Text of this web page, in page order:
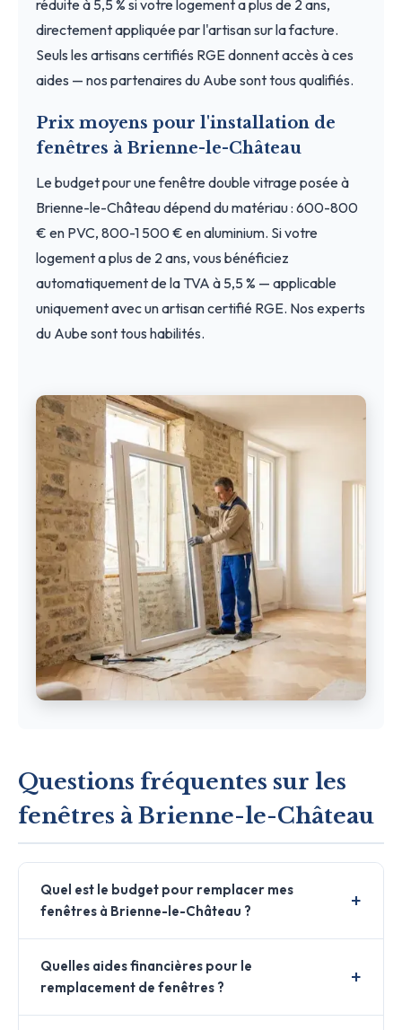
réduite à 5,5 % si votre logement a plus de 2 ans,
directement appliquée par l'artisan sur la facture.
Seuls les artisans certifiés RGE donnent accès à ces
aides — nos partenaires du Aube sont tous qualifiés.
Prix moyens pour l'installation de
fenêtres à Brienne-le-Château
Le budget pour une fenêtre double vitrage posée à
Brienne-le-Château dépend du matériau : 600-800
€ en PVC, 800-1 500 € en aluminium. Si votre
logement a plus de 2 ans, vous bénéficiez
automatiquement de la TVA à 5,5 % — applicable
uniquement avec un artisan certifié RGE. Nos experts
du Aube sont tous habilités.
Questions fréquentes sur les
fenêtres à Brienne-le-Château
Quel est le budget pour remplacer mes
fenêtres à Brienne-le-Château ?
Quelles aides financières pour le
remplacement de fenêtres ?